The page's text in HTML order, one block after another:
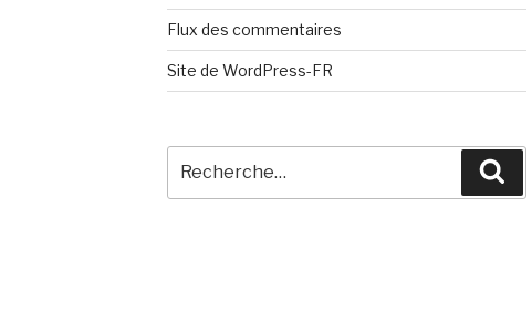
Flux des commentaires
Site de WordPress-FR
pour
: